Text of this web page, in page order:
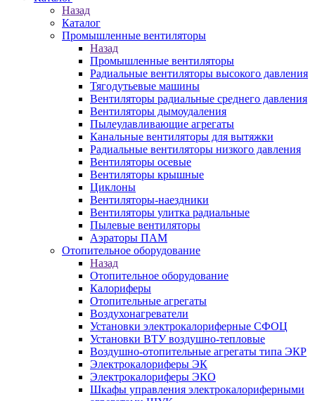
Назад
Каталог
Промышленные вентиляторы
Назад
Промышленные вентиляторы
Радиальные вентиляторы высокого давления
Тягодутьевые машины
Вентиляторы радиальные среднего давления
Вентиляторы дымоудаления
Пылеулавливающие агрегаты
Канальные вентиляторы для вытяжки
Радиальные вентиляторы низкого давления
Вентиляторы осевые
Вентиляторы крышные
Циклоны
Вентиляторы-наездники
Вентиляторы улитка радиальные
Пылевые вентиляторы
Аэраторы ПАМ
Отопительное оборудование
Назад
Отопительное оборудование
Калориферы
Отопительные агрегаты
Воздухонагреватели
Установки электрокалориферные СФОЦ
Установки ВТУ воздушно-тепловые
Воздушно-отопительные агрегаты типа ЭКР
Электрокалориферы ЭК
Электрокалориферы ЭКО
Шкафы управления электрокалориферными